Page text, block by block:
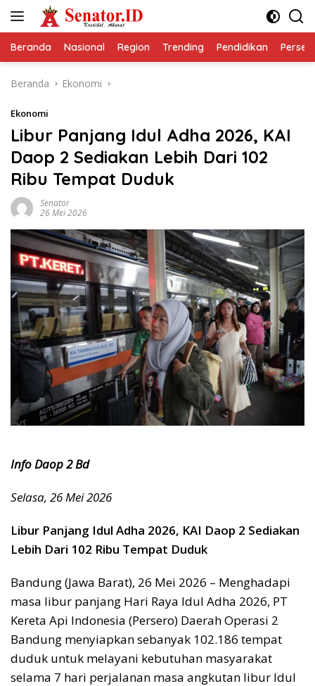
Beranda Nasional Region Trending Pendidikan
Beranda Ekonomi
Ekonomi
Libur Panjang Idul Adha 2026, KAI
Daop 2 Sediakan Lebih Dari 102
Ribu Tempat Duduk
Senator
26 Mei 2026
Info Daop 2 Bd
Selasa, 26 Mei 2026
Libur Panjang Idul Adha 2026, KAI Daop 2 Sediakan
Lebih Dari 102 Ribu Tempat Duduk
Bandung (Jawa Barat), 26 Mei 2026 – Menghadapi
masa libur panjang Hari Raya Idul Adha 2026, PT
Kereta Api Indonesia (Persero) Daerah Operasi 2
Bandung menyiapkan sebanyak 102.186 tempat
duduk untuk melayani kebutuhan masyarakat
selama 7 hari perjalanan masa angkutan libur Idul